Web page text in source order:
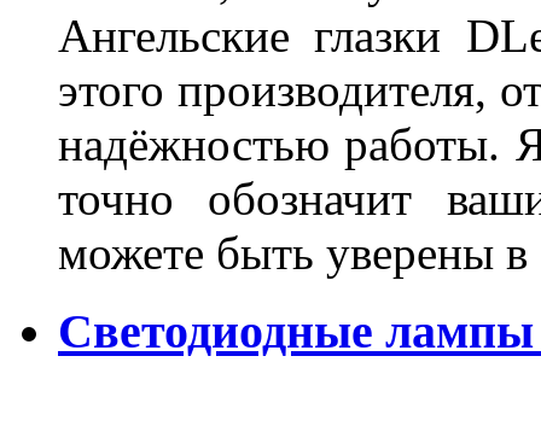
Ангельские глазки
этого производителя,
надёжностью работы.
точно обозначит
можете быть уверены
Светодиодные